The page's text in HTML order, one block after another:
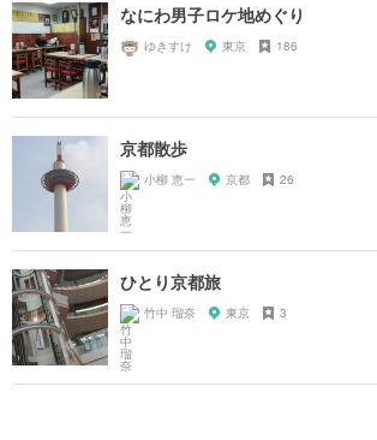
なにわ男子ロケ地めぐり
ゆきすけ 東京 186
京都散歩
小柳 恵一 京都 26
ひとり京都旅
竹中 瑠奈 東京 3